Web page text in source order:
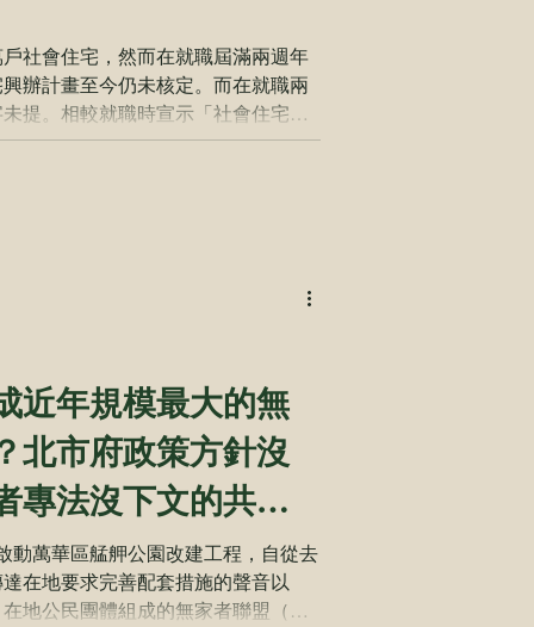
社會住宅，然而在就職屆滿兩週年
辦計畫至今仍未核定。而在就職兩
提。相較就職時宣示「社會住宅要
見成了張不知何時可兌現的支票。
將答案公布：社會住宅目標從13萬
、婚育及社福等20個公民團體，於
央黨部，明確表達「拒絕社宅沉默跳
開回應。 ｜社宅興辦不應退縮，中
責任，地方政府更應積極響應。今
民進黨候選人沈伯洋、蘇巧慧、黃
等，應正視居住正義議題，提出積
將陸續展開拜會行動。孫一信進一
近年規模最大的無
北市府政策方針沒
專法沒下文的共業
動萬華區艋舺公園改建工程，自從去
在地要求完善配套措施的聲音以
地公民團體組成的無家者聯盟（無